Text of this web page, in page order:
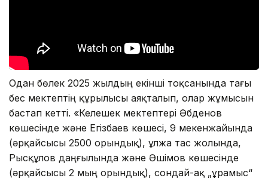
Одан бөлек 2025 жылдың екінші тоқсанында тағы
бес мектептің құрылысы аяқталып, олар жұмысын
бастап кетті. «Келешек мектептері Әбденов
көшесінде және Егізбаев көшесі, 9 мекенжайында
(әрқайсысы 2500 орындық), Құлжа тас жолында,
Рысқұлов даңғылында және Әшімов көшесінде
(әрқайсысы 2 мың орындық), сондай-ақ „Құрамыс“